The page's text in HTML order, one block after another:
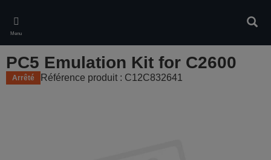
main
content
Menu
PC5 Emulation Kit for C2600
Arrêté Référence produit : C12C832641